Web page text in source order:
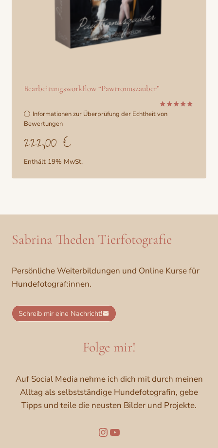
Bearbeitungsworkflow “Pawtronuszauber”
Bewertet
ⓘ Informationen zur Überprüfung der Echtheit von
Bewertungen
222,00 €
Enthält 19% MwSt.
Sabrina Theden Tierfotografie
Persönliche Weiterbildungen und Online Kurse für
Hundefotograf:innen.
Schreib mir eine Nachricht!
Folge mir!
Auf Social Media nehme ich dich mit durch meinen
Alltag als selbstständige Hundefotografin, gebe
Tipps und teile die neusten Bilder und Projekte.
Folge mir auf Instagram
YouTube